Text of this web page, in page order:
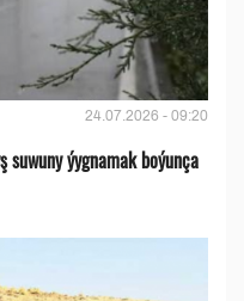
24.07.2026 - 09:20
suwuny ýygnamak boýunça